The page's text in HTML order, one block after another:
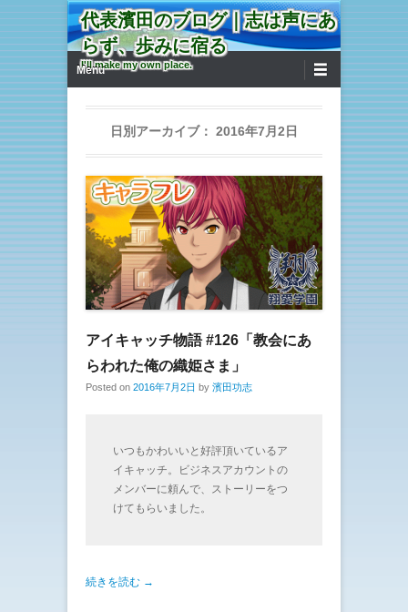
代表濱田のブログ｜志は声にあ
らず、歩みに宿る
I'll make my own place.
第1メニュー
コンテンツへ移動
Menu
日別アーカイブ： 2016年7月2日
アイキャッチ物語 #126「教会にあ
らわれた俺の織姫さま」
Posted on 2016年7月2日 by 濱田功志
いつもかわいいと好評頂いているア
イキャッチ。ビジネスアカウントの
メンバーに頼んで、ストーリーをつ
けてもらいました。
続きを読む →